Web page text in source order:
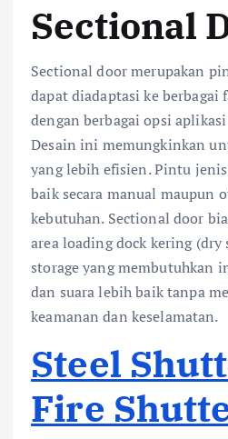
Sectional
Sectional door merupakan
dapat diadaptasi ke
dengan berbagai opsi
Desain ini memungkinkan
yang lebih efisien. Pintu
baik secara manual maupun
kebutuhan. Sectional door
area loading dock kering (dry
storage yang membutuhkan
dan suara lebih baik tanpa
keamanan dan keselamatan.
Steel
Fire